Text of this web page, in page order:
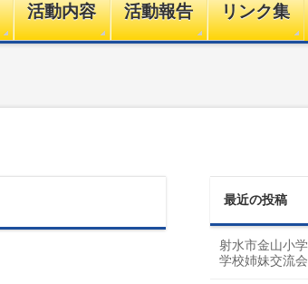
活動内容 活動報告 リンク集
最近の投稿
射水市金山小
学校姉妹交流